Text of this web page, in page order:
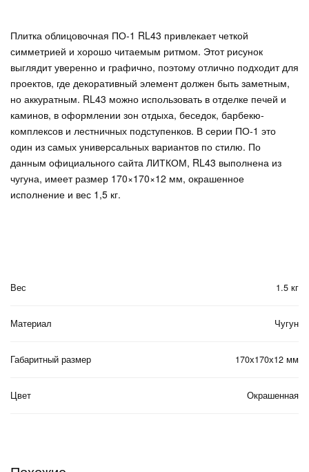
Плитка облицовочная ПО‑1 RL43 привлекает четкой
симметрией и хорошо читаемым ритмом. Этот рисунок
выглядит уверенно и графично, поэтому отлично подходит для
проектов, где декоративный элемент должен быть заметным,
но аккуратным. RL43 можно использовать в отделке печей и
каминов, в оформлении зон отдыха, беседок, барбекю-
комплексов и лестничных подступенков. В серии ПО‑1 это
один из самых универсальных вариантов по стилю. По
данным официального сайта ЛИТКОМ, RL43 выполнена из
чугуна, имеет размер 170×170×12 мм, окрашенное
исполнение и вес 1,5 кг.
Вес 1.5 кг
Материал Чугун
Габаритный размер 170х170х12 мм
Цвет Окрашенная